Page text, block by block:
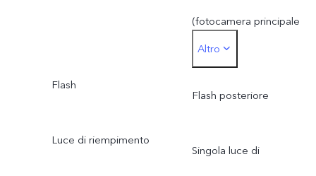
33°, obiettivo 4P
Fotocamera
115°, obiettivo 5P
(fotocamera principale
posteriore OIS da 50 MP)
Posteriore f/2,65
teleobiettivo OIS da 50
Altro
Flash
Flash posteriore
Luce di riempimento
Singola luce di